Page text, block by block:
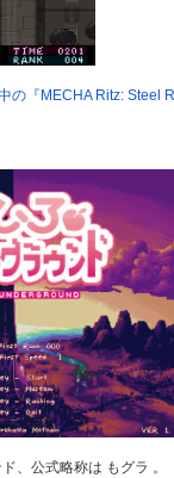
の『MECHA Ritz: Steel
、公式略称は もグラ 。